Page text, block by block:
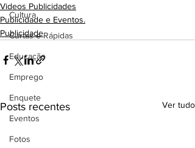
Cultura
Curtas e Rápidas
Educação
Emprego
Enquete
Eventos
Fotos
Videos Publicidades
Publicidade e Eventos.
Publicidade
Posts recentes Ver tudo